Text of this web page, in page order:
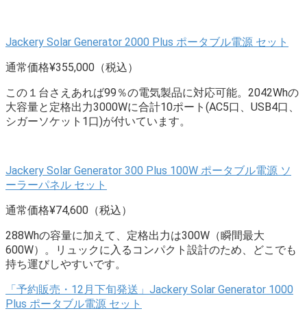
Jackery Solar Generator 2000 Plus ポータブル電源 セット
通常価格¥355,000（税込）
この１台さえあれば99％の電気製品に対応可能。2042Whの
大容量と定格出力3000Wに合計10ポート(AC5口、USB4口、
シガーソケット1口)が付いています。
Jackery Solar Generator 300 Plus 100W ポータブル電源 ソ
ーラーパネル セット
通常価格¥74,600（税込）
288Whの容量に加えて、定格出力は300W（瞬間最大
600W）。リュックに入るコンパクト設計のため、どこでも
持ち運びしやすいです。
「予約販売・12月下旬発送」Jackery Solar Generator 1000
Plus ポータブル電源 セット